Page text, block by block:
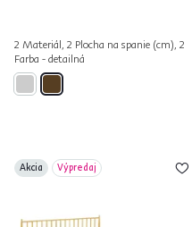
2 Materiál, 2 Plocha na spanie (cm), 2
Farba - detailná
Akcia Výpredaj